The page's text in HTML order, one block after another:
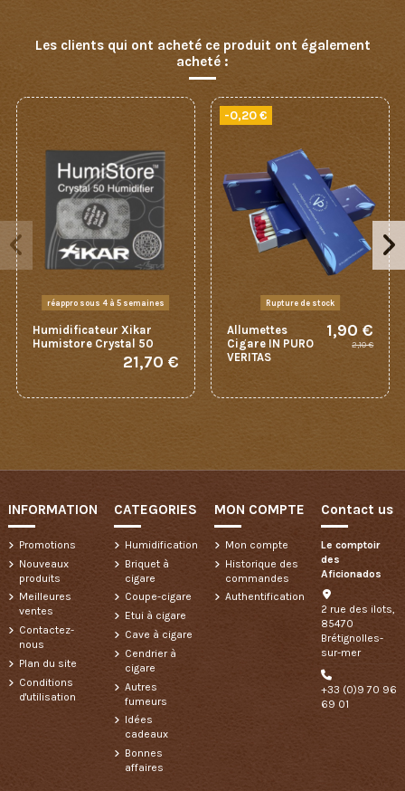
Les clients qui ont acheté ce produit ont également
acheté :
réappro sous 4 à 5 semaines
Humidificateur Xikar
Humistore Crystal 50
21,70 €
-0,20 €
Rupture de stock
Allumettes
Cigare IN PURO
VERITAS
1,90 €
2,10 €
INFORMATION
Promotions
Nouveaux
produits
Meilleures
ventes
Contactez-
nous
Plan du site
Conditions
d'utilisation
CATEGORIES
Humidification
Briquet à
cigare
Coupe-cigare
Etui à cigare
Cave à cigare
Cendrier à
cigare
Autres
fumeurs
Idées
cadeaux
Bonnes
affaires
MON COMPTE
Mon compte
Historique des
commandes
Authentification
Contact us
Le comptoir
des
Aficionados
2 rue des ilots,
85470
Brétignolles-
sur-mer
+33 (0)9 70 96
69 01